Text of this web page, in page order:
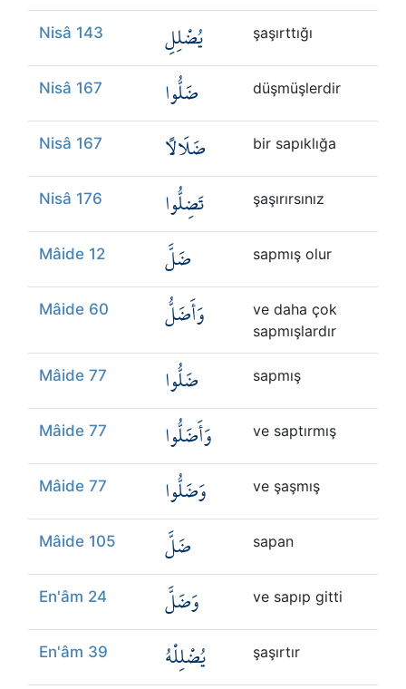
Nisâ 143 يُضْلِلِ şaşırttığı
Nisâ 167 ضَلُّوا düşmüşlerdir
Nisâ 167 ضَلَالًا bir sapıklığa
Nisâ 176 تَضِلُّوا şaşırırsınız
Mâide 12 ضَلَّ sapmış olur
Mâide 60 وَأَضَلُّ
ve daha çok
sapmışlardır
Mâide 77 ضَلُّوا sapmış
Mâide 77 وَأَضَلُّوا ve saptırmış
Mâide 77 وَضَلُّوا ve şaşmış
Mâide 105 ضَلَّ sapan
En'âm 24 وَضَلَّ ve sapıp gitti
En'âm 39 يُضْلِلْهُ şaşırtır